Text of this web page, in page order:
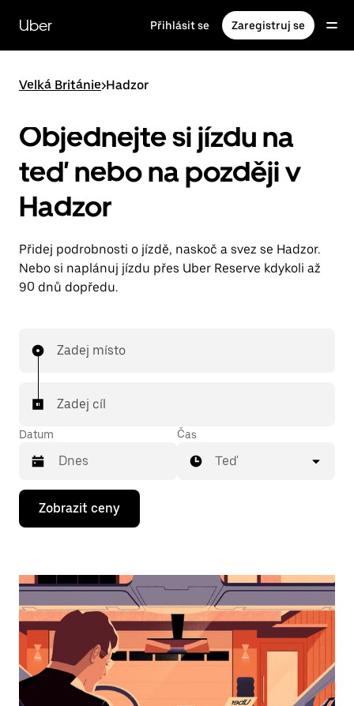
hlavní
obsah
Uber Přihlásit se Zaregistruj se
Velká Británie>Hadzor
Objednejte si jízdu na
teď nebo na později v
Hadzor
Přidej podrobnosti o jízdě, naskoč a svez se Hadzor.
Nebo si naplánuj jízdu přes Uber Reserve kdykoli až
90 dnů dopředu.
Zadej místo
Zadej cíl
Datum
Stisknutím
klávesy
se
kalendář
vybrat
datum.
Stisknutím
klávesy
Esc
zavřeš
kalendář.
Čas
Teď
Zobrazit ceny